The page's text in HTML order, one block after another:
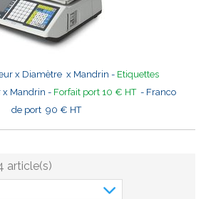
x Diamètre x Mandrin - Etiquettes
x Mandrin - Forfait port 10 € HT- Franco
de port 90 € HT
article(s)